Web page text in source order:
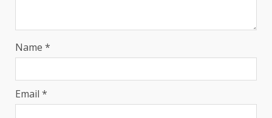
Name *
Email *